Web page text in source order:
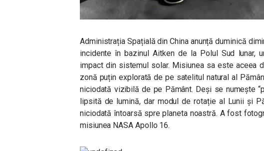
Administrația Spațială din China anunță duminică
incidente în bazinul Aitken de la Polul Sud lunar,
impact din sistemul solar. Misiunea sa este aceea
zonă puțin explorată de pe satelitul natural al
niciodată vizibilă de pe Pământ. Deși se numește
lipsită de lumină, dar modul de rotație al Lunii și
niciodată întoarsă spre planeta noastră. A fost
misiunea NASA Apollo 16.